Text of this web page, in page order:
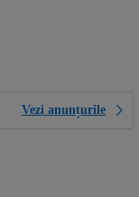
Vezi anunțurile